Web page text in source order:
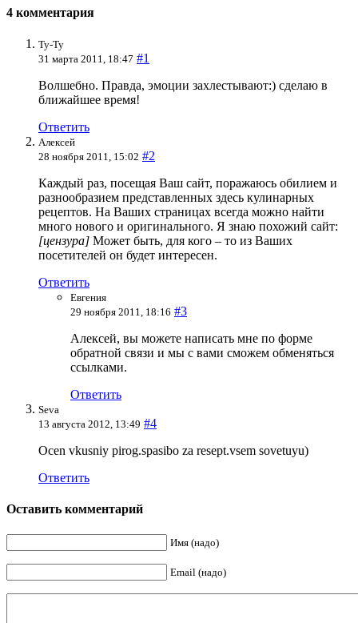
4 комментария
Ту-Ту
31 марта 2011, 18:47 #1
Волшебно. Правда, эмоции захлестывают:) сделаю в
ближайшее время!
Ответить
Алексей
28 ноября 2011, 15:02 #2
Каждый раз, посещая Ваш сайт, поражаюсь обилием и
разнообразием представленных здесь кулинарных
рецептов. На Ваших страницах всегда можно найти
много нового и оригинального. Я знаю похожий сайт:
[цензура] Может быть, для кого – то из Ваших
посетителей он будет интересен.
Ответить
Евгения
29 ноября 2011, 18:16 #3
Алексей, вы можете написать мне по форме
обратной связи и мы с вами сможем обменяться
ссылками.
Ответить
Seva
13 августа 2012, 13:49 #4
Ocen vkusniy pirog.spasibo za resept.vsem sovetuyu)
Ответить
Оставить комментарий
Имя (надо)
Email (надо)